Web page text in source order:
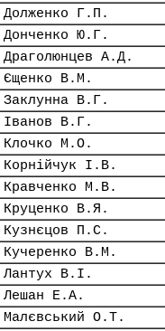
Долженко Г.П.
Донченко Ю.Г.
Драголюнцев А.Д.
Єщенко В.М.
Заклунна В.Г.
Іванов В.Г.
Клочко М.О.
Корнійчук І.В.
Кравченко М.В.
Круценко В.Я.
Кузнєцов П.С.
Кучеренко В.М.
Лантух В.І.
Лешан Е.А.
Малєвський О.Т.